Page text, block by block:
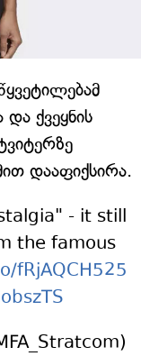
ქვეყნის
დააფიქსირა.
- it still
the famous
fRjAQCH525